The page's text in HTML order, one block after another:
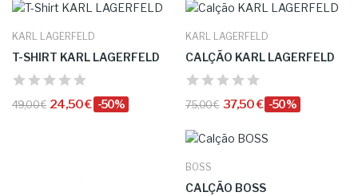
KARL LAGERFELD
T-SHIRT KARL LAGERFELD
49,00 € 24,50 € -50%
KARL LAGERFELD
CALÇÃO KARL LAGERFELD
75,00 € 37,50 € -50%
BOSS
CALÇÃO BOSS